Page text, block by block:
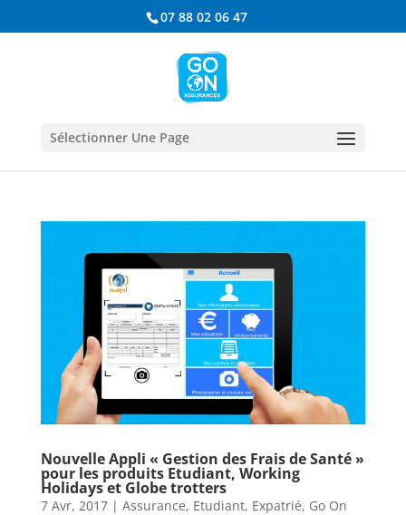
07 88 02 06 47
Sélectionner Une Page
Nouvelle Appli « Gestion des Frais de Santé »
pour les produits Etudiant, Working
Holidays et Globe trotters
7 Avr, 2017| Assurance, Etudiant, Expatrié, Go On